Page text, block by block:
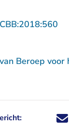
Beroep
Deel dit
Deel